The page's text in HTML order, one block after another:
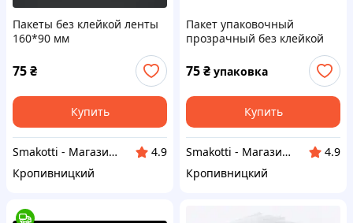
Пакеты без клейкой ленты
160*90 мм
75₴
Купить
Smakotti - Магазин кондитерских ингредиентов
4.9
Кропивницкий
Пакет упаковочный
прозрачный без клейкой
ленты 150*120 мм (100 шт)
75₴ упаковка
Купить
Smakotti - Магазин кондитерских ингредиентов
4.9
Кропивницкий